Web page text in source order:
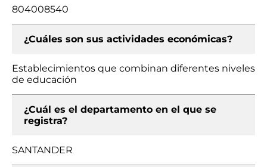
804008540
¿Cuáles son sus actividades económicas?
Establecimientos que combinan diferentes niveles
de educación
¿Cuál es el departamento en el que se
registra?
SANTANDER